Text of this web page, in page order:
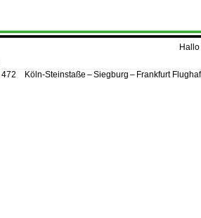
472 Köln-Steinstaße – Siegburg – Frankfurt